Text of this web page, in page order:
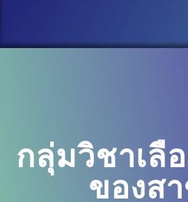
กลุ่มวิชาเลื
ของส